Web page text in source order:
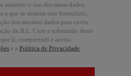
autorizo o uso dos meus dados
a que se destina este formulário,
dos mesmos dados para envio
da JLL. Com a submissão deste
li, compreendi e aceito
e a Política de Privacidade